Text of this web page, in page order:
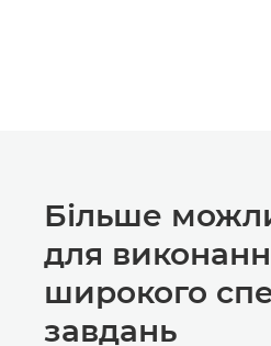
Більше
для
широкого
завдань